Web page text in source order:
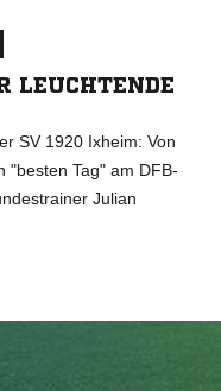
LEUCHTENDE
SV 1920 Ixheim: Von
"besten Tag" am DFB-
Julian